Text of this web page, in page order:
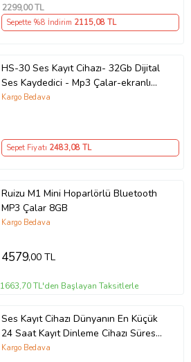
2299,00 TL
Sepette %8 İndirim 2115,08 TL
HS-30 Ses Kayıt Cihazı- 32Gb Dijital
Ses Kaydedici - Mp3 Çalar-ekranlı
(Siyah)
Kargo Bedava
Sepet Fiyatı 2483,08 TL
Ruizu M1 Mini Hoparlörlü Bluetooth
MP3 Çalar 8GB
Kargo Bedava
4579,00 TL
1663,70 TL'den Başlayan Taksitlerle
Ses Kayıt Cihazı Dünyanın En Küçük
24 Saat Kayıt Dinleme Cihazı Süresi
16 Gb Hafızalı Mini Boy
Kargo Bedava